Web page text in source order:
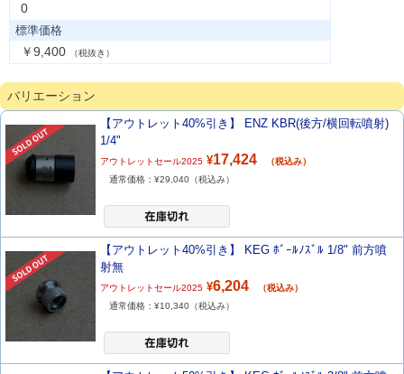
0
標準価格
￥9,400 （税抜き）
バリエーション
【アウトレット40%引き】 ENZ KBR(後方/横回転噴射)
1/4"
アウトレットセール2025 ¥17,424
（税込み）
通常価格：¥29,040 （税込み）
【アウトレット40%引き】 KEG ﾎﾞｰﾙﾉｽﾞﾙ 1/8" 前方噴
射無
アウトレットセール2025 ¥6,204
（税込み）
通常価格：¥10,340 （税込み）